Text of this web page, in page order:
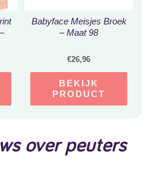
Babyface Meisjes Broek
– Maat 98
€26,96
BEKIJK
PRODUCT
over peuters